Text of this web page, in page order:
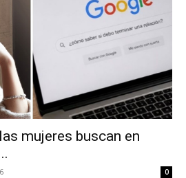
mujeres buscan en
0